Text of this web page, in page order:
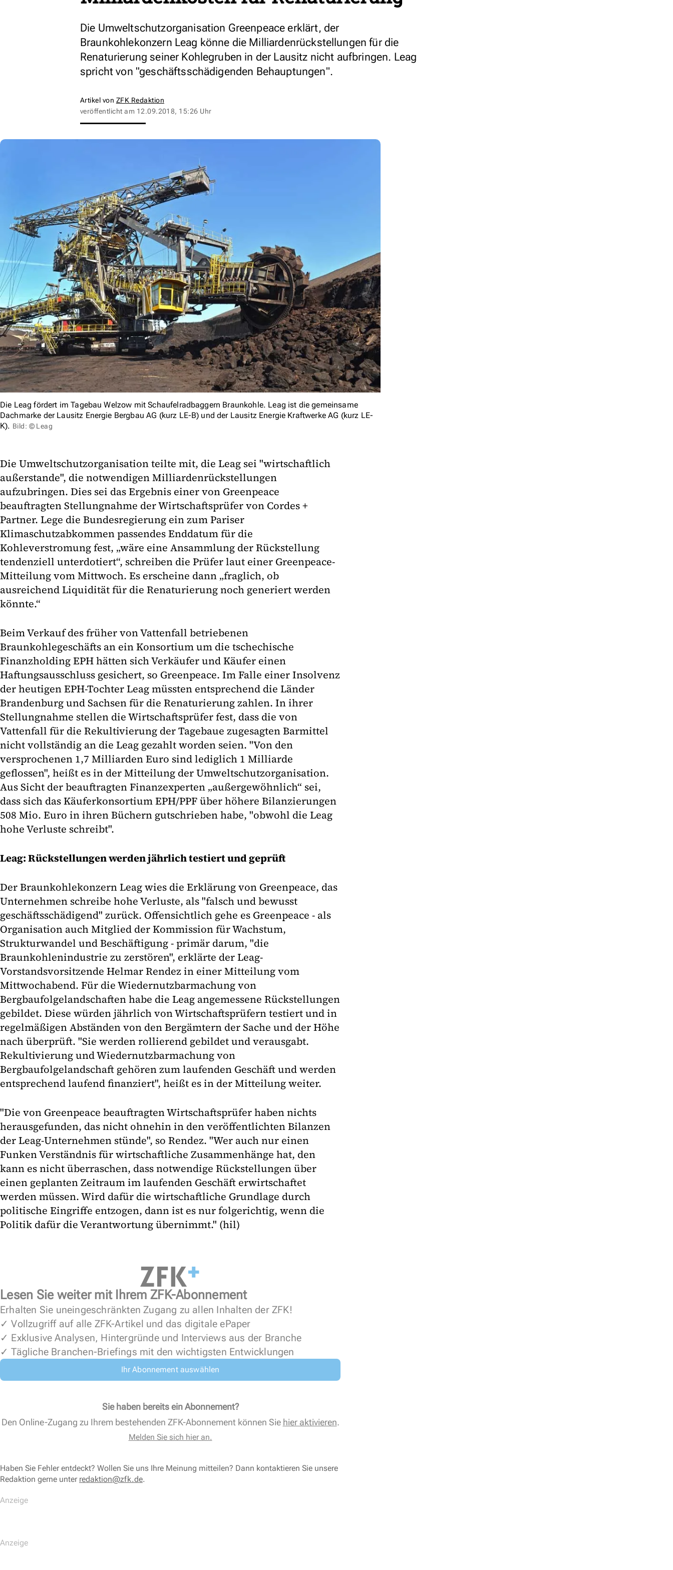
Die Umweltschutzorganisation Greenpeace erklärt, der
Braunkohlekonzern Leag könne die Milliardenrückstellungen für die
Renaturierung seiner Kohlegruben in der Lausitz nicht aufbringen. Leag
spricht von "geschäftsschädigenden Behauptungen".
Artikel von ZFK Redaktion
veröffentlicht am 12.09.2018, 15:26 Uhr
Die Leag fördert im Tagebau Welzow mit Schaufelradbaggern Braunkohle. Leag ist die gemeinsame
Dachmarke der Lausitz Energie Bergbau AG (kurz LE-B) und der Lausitz Energie Kraftwerke AG (kurz LE-
K). Bild: © Leag
Die Umweltschutzorganisation teilte mit, die Leag sei "wirtschaftlich
außerstande", die notwendigen Milliardenrückstellungen
aufzubringen. Dies sei das Ergebnis einer von Greenpeace
beauftragten Stellungnahme der Wirtschaftsprüfer von Cordes +
Partner. Lege die Bundesregierung ein zum Pariser
Klimaschutzabkommen passendes Enddatum für die
Kohleverstromung fest, „wäre eine Ansammlung der Rückstellung
tendenziell unterdotiert“, schreiben die Prüfer laut einer Greenpeace-
Mitteilung vom Mittwoch. Es erscheine dann „fraglich, ob
ausreichend Liquidität für die Renaturierung noch generiert werden
könnte.“
Beim Verkauf des früher von Vattenfall betriebenen
Braunkohlegeschäfts an ein Konsortium um die tschechische
Finanzholding EPH hätten sich Verkäufer und Käufer einen
Haftungsausschluss gesichert, so Greenpeace. Im Falle einer Insolvenz
der heutigen EPH-Tochter Leag müssten entsprechend die Länder
Brandenburg und Sachsen für die Renaturierung zahlen. In ihrer
Stellungnahme stellen die Wirtschaftsprüfer fest, dass die von
Vattenfall für die Rekultivierung der Tagebaue zugesagten Barmittel
nicht vollständig an die Leag gezahlt worden seien. "Von den
versprochenen 1,7 Milliarden Euro sind lediglich 1 Milliarde
geflossen", heißt es in der Mitteilung der Umweltschutzorganisation.
Aus Sicht der beauftragten Finanzexperten „außergewöhnlich“ sei,
dass sich das Käuferkonsortium EPH/PPF über höhere Bilanzierungen
508 Mio. Euro in ihren Büchern gutschrieben habe, "obwohl die Leag
hohe Verluste schreibt".
Leag: Rückstellungen werden jährlich testiert und geprüft
Der Braunkohlekonzern Leag wies die Erklärung von Greenpeace, das
Unternehmen schreibe hohe Verluste, als "falsch und bewusst
geschäftsschädigend" zurück. Offensichtlich gehe es Greenpeace - als
Organisation auch Mitglied der Kommission für Wachstum,
Strukturwandel und Beschäftigung - primär darum, "die
Braunkohlenindustrie zu zerstören", erklärte der Leag-
Vorstandsvorsitzende Helmar Rendez in einer Mitteilung vom
Mittwochabend. Für die Wiedernutzbarmachung von
Bergbaufolgelandschaften habe die Leag angemessene Rückstellungen
gebildet. Diese würden jährlich von Wirtschaftsprüfern testiert und in
regelmäßigen Abständen von den Bergämtern der Sache und der Höhe
nach überprüft. "Sie werden rollierend gebildet und verausgabt.
Rekultivierung und Wiedernutzbarmachung von
Bergbaufolgelandschaft gehören zum laufenden Geschäft und werden
entsprechend laufend finanziert", heißt es in der Mitteilung weiter.
"Die von Greenpeace beauftragten Wirtschaftsprüfer haben nichts
herausgefunden, das nicht ohnehin in den veröffentlichten Bilanzen
der Leag-Unternehmen stünde", so Rendez. "Wer auch nur einen
Funken Verständnis für wirtschaftliche Zusammenhänge hat, den
kann es nicht überraschen, dass notwendige Rückstellungen über
einen geplanten Zeitraum im laufenden Geschäft erwirtschaftet
werden müssen. Wird dafür die wirtschaftliche Grundlage durch
politische Eingriffe entzogen, dann ist es nur folgerichtig, wenn die
Politik dafür die Verantwortung übernimmt." (hil)
Lesen Sie weiter mit Ihrem ZFK-Abonnement
Erhalten Sie uneingeschränkten Zugang zu allen Inhalten der ZFK!
✓ Vollzugriff auf alle ZFK-Artikel und das digitale ePaper
✓ Exklusive Analysen, Hintergründe und Interviews aus der Branche
✓ Tägliche Branchen-Briefings mit den wichtigsten Entwicklungen
Ihr Abonnement auswählen
Sie haben bereits ein Abonnement?
Den Online-Zugang zu Ihrem bestehenden ZFK-Abonnement können Sie hier aktivieren.
Melden Sie sich hier an.
Haben Sie Fehler entdeckt? Wollen Sie uns Ihre Meinung mitteilen? Dann kontaktieren Sie unsere
Redaktion gerne unter redaktion@zfk.de.